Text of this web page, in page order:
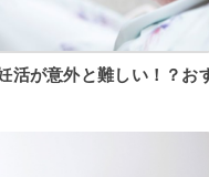
活が意外と難しい！？お